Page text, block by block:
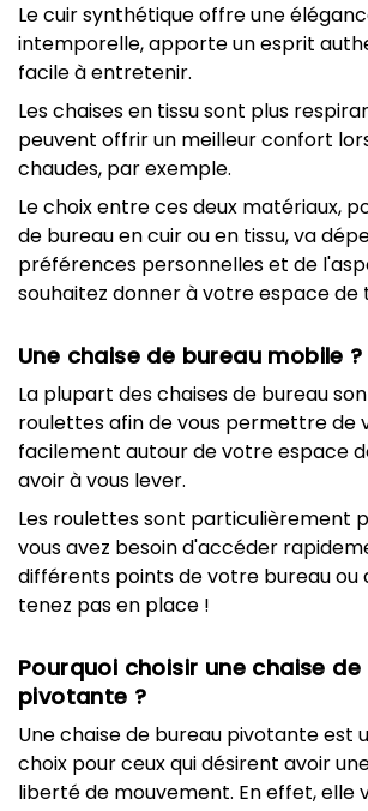
Le cuir synthétique offre une
intemporelle, apporte un esprit
facile à entretenir.
Les chaises en tissu sont plus
peuvent offrir un meilleur confort
chaudes, par exemple.
Le choix entre ces deux matériaux,
de bureau en cuir ou en tissu, va
préférences personnelles et de
souhaitez donner à votre espace de
Une chaise de bureau mobile ?
La plupart des chaises de bureau
roulettes afin de vous permettre de
facilement autour de votre espace
avoir à vous lever.
Les roulettes sont particulièrement
vous avez besoin d'accéder
différents points de votre bureau ou
tenez pas en place !
Pourquoi choisir une chaise
pivotante ?
Une chaise de bureau pivotante est
choix pour ceux qui désirent avoir
liberté de mouvement. En effet, elle